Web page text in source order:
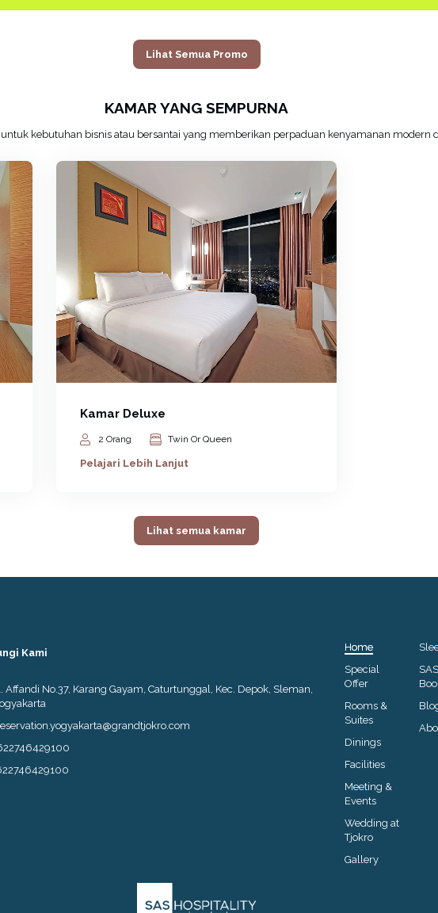
Lihat Semua Promo
KAMAR YANG SEMPURNA
kebutuhan bisnis atau bersantai yang memberikan perpaduan kenyamanan modern
Kamar Deluxe
2 Orang Twin Or Queen
Pelajari Lebih Lanjut
Lihat semua kamar
Kami
Affandi No.37, Karang Gayam, Caturtunggal, Kec. Depok, Sleman,
Home
Special
Offer
Rooms &
Suites
Dinings
Facilities
Meeting &
Events
Wedding at
Tjokro
Gallery
SAS